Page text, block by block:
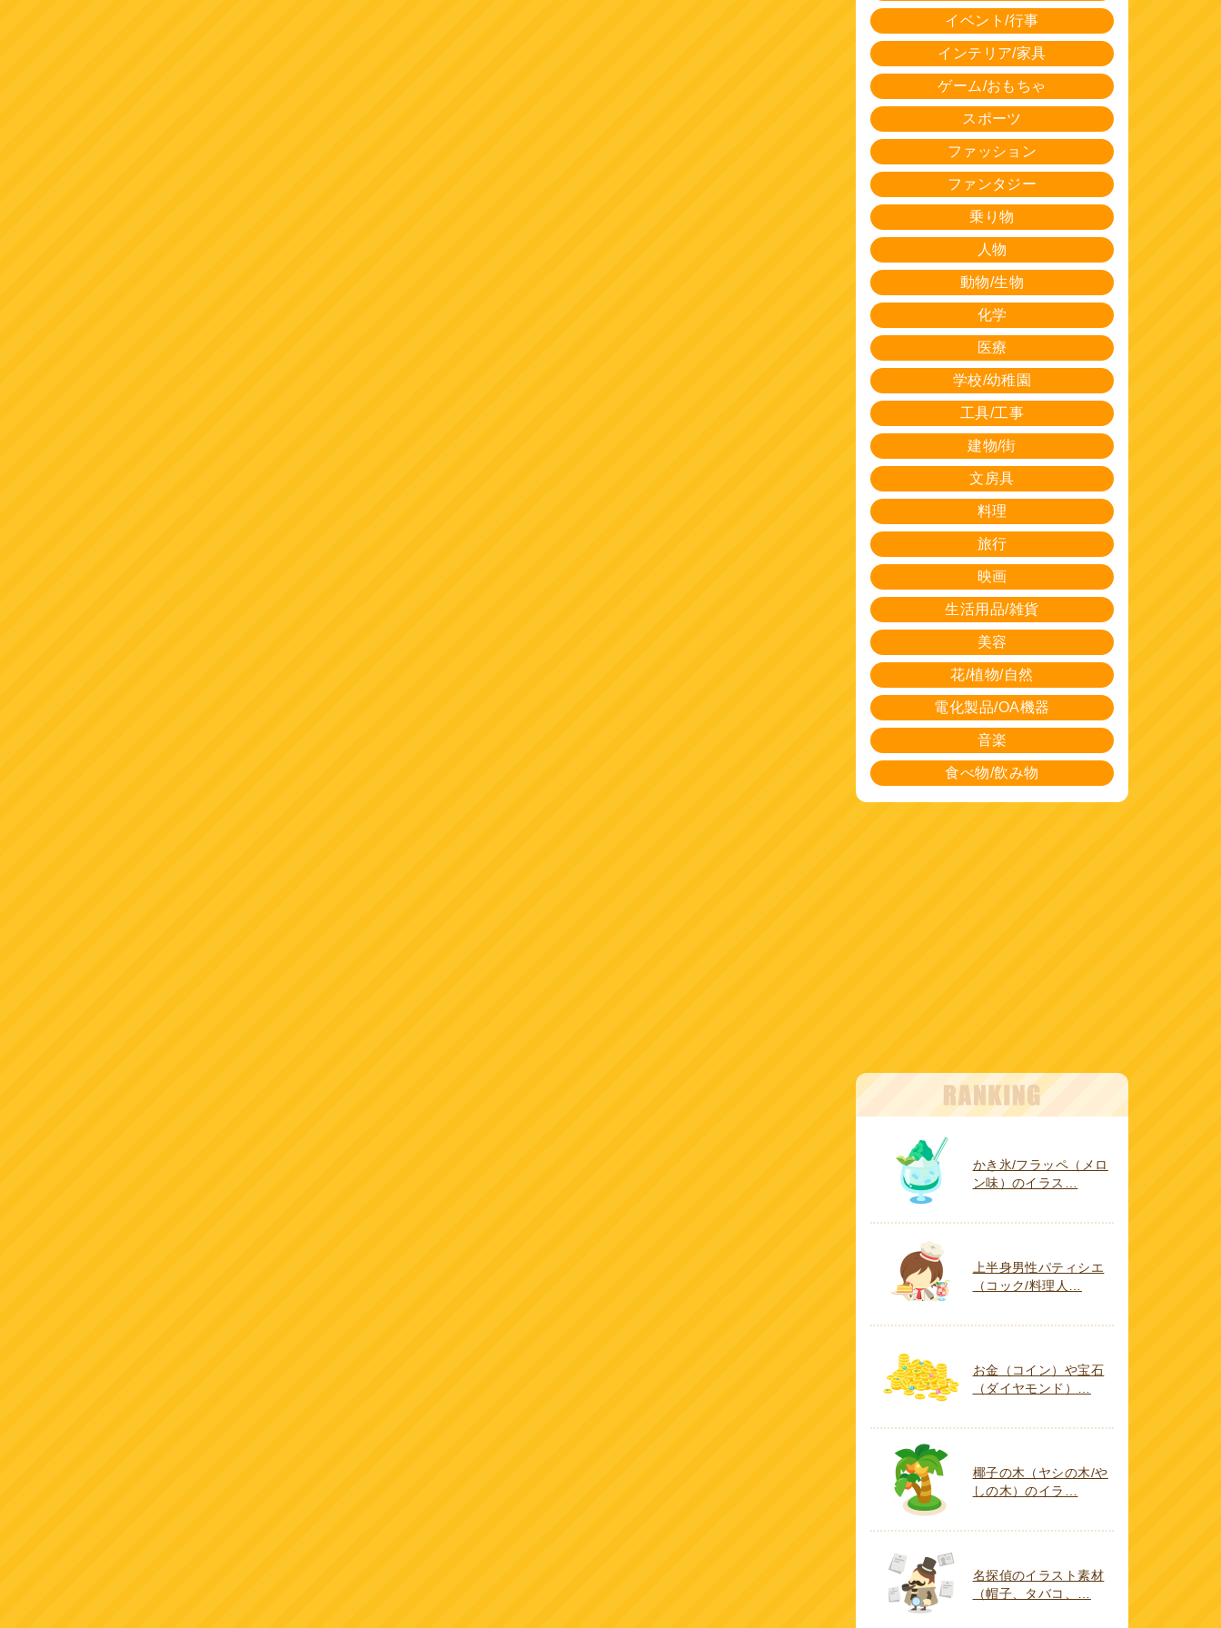
イベント/行事
インテリア/家具
ゲーム/おもちゃ
スポーツ
ファッション
ファンタジー
乗り物
人物
動物/生物
化学
医療
学校/幼稚園
工具/工事
建物/街
文房具
料理
旅行
映画
生活用品/雑貨
美容
花/植物/自然
電化製品/OA機器
音楽
食べ物/飲み物
かき氷/フラッペ（メロ
ン味）のイラス…
上半身男性パティシエ
（コック/料理人…
お金（コイン）や宝石
（ダイヤモンド）…
椰子の木（ヤシの木/や
しの木）のイラ…
名探偵のイラスト素材
（帽子、タバコ、…